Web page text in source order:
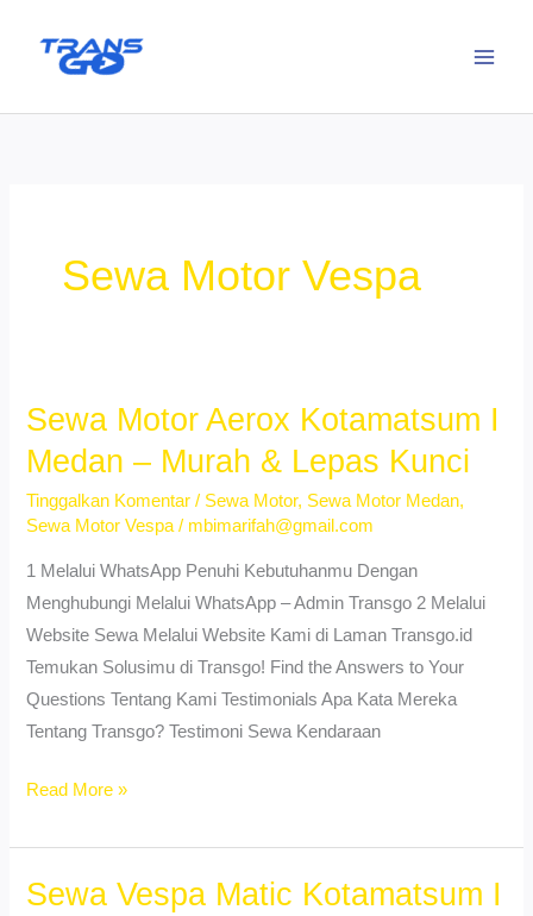
Sewa Motor Vespa
Sewa Motor Aerox Kotamatsum I
Medan – Murah & Lepas Kunci
Tinggalkan Komentar / Sewa Motor, Sewa Motor Medan,
Sewa Motor Vespa / mbimarifah@gmail.com
1 Melalui WhatsApp Penuhi Kebutuhanmu Dengan
Menghubungi Melalui WhatsApp – Admin Transgo 2 Melalui
Website Sewa Melalui Website Kami di Laman Transgo.id
Temukan Solusimu di Transgo! Find the Answers to Your
Questions Tentang Kami Testimonials Apa Kata Mereka
Tentang Transgo? Testimoni Sewa Kendaraan
Sewa
Aerox
Kotamatsum
Read More »
Sewa Vespa Matic Kotamatsum I